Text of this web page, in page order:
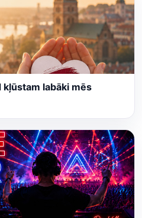
kļūstam labāki mēs